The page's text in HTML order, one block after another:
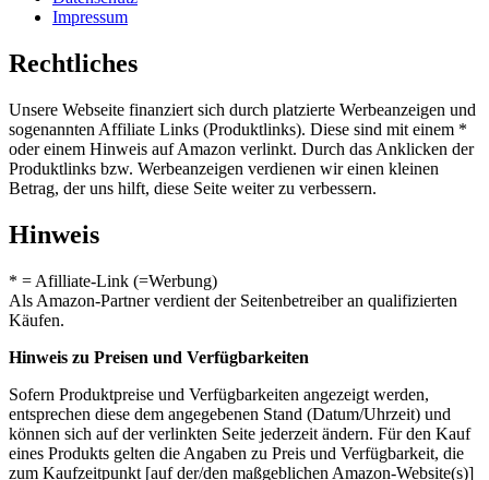
Impressum
Rechtliches
Unsere Webseite finanziert sich durch platzierte Werbeanzeigen und
sogenannten Affiliate Links (Produktlinks). Diese sind mit einem *
oder einem Hinweis auf Amazon verlinkt. Durch das Anklicken der
Produktlinks bzw. Werbeanzeigen verdienen wir einen kleinen
Betrag, der uns hilft, diese Seite weiter zu verbessern.
Hinweis
* = Afilliate-Link (=Werbung)
Als Amazon-Partner verdient der Seitenbetreiber an qualifizierten
Käufen.
Hinweis zu Preisen und Verfügbarkeiten
Sofern Produktpreise und Verfügbarkeiten angezeigt werden,
entsprechen diese dem angegebenen Stand (Datum/Uhrzeit) und
können sich auf der verlinkten Seite jederzeit ändern. Für den Kauf
eines Produkts gelten die Angaben zu Preis und Verfügbarkeit, die
zum Kaufzeitpunkt [auf der/den maßgeblichen Amazon-Website(s)]